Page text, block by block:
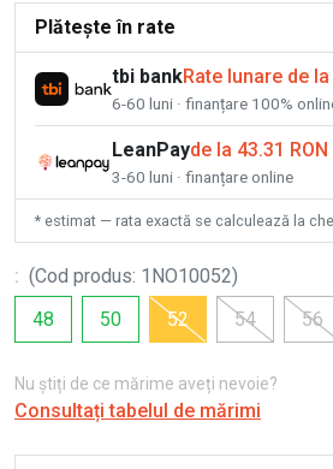
Plătește în rate
tbi bankRate lunare de la
6-60 luni · finanțare 100%
LeanPayde la 43.31
3-60 luni · finanțare online
* estimat — rata exactă se calculează la
: (Cod produs: 1NO10052)
48
50 52 54 56
Nu știți de ce mărime aveți nevoie?
Consultați tabelul de mărimi